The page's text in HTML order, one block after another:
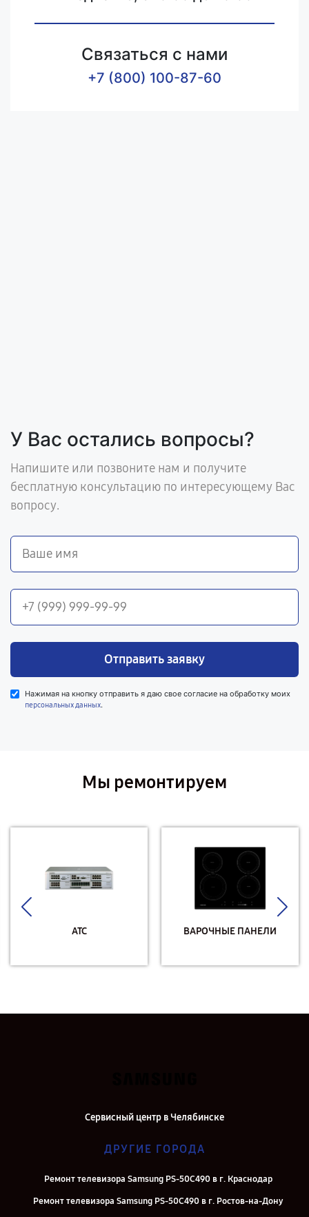
Связаться с нами
+7 (800) 100-87-60
У Вас остались вопросы?
Напишите или позвоните нам и получите
бесплатную консультацию по интересующему Вас
вопросу.
Отправить заявку
Нажимая на кнопку отправить я даю свое согласие на обработку моих
персональных данных.
Мы ремонтируем
АТС ВАРОЧНЫЕ ПАНЕЛИ
Сервисный центр в Челябинске
ДРУГИЕ ГОРОДА
Ремонт телевизора Samsung PS-50C490 в г. Краснодар
Ремонт телевизора Samsung PS-50C490 в г. Ростов-на-Дону